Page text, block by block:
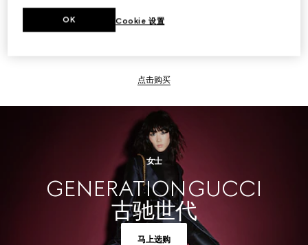
男士
点击购买
女士
GENERATION GUCCI
古驰世代
马上选购
Cookie 设置
OK